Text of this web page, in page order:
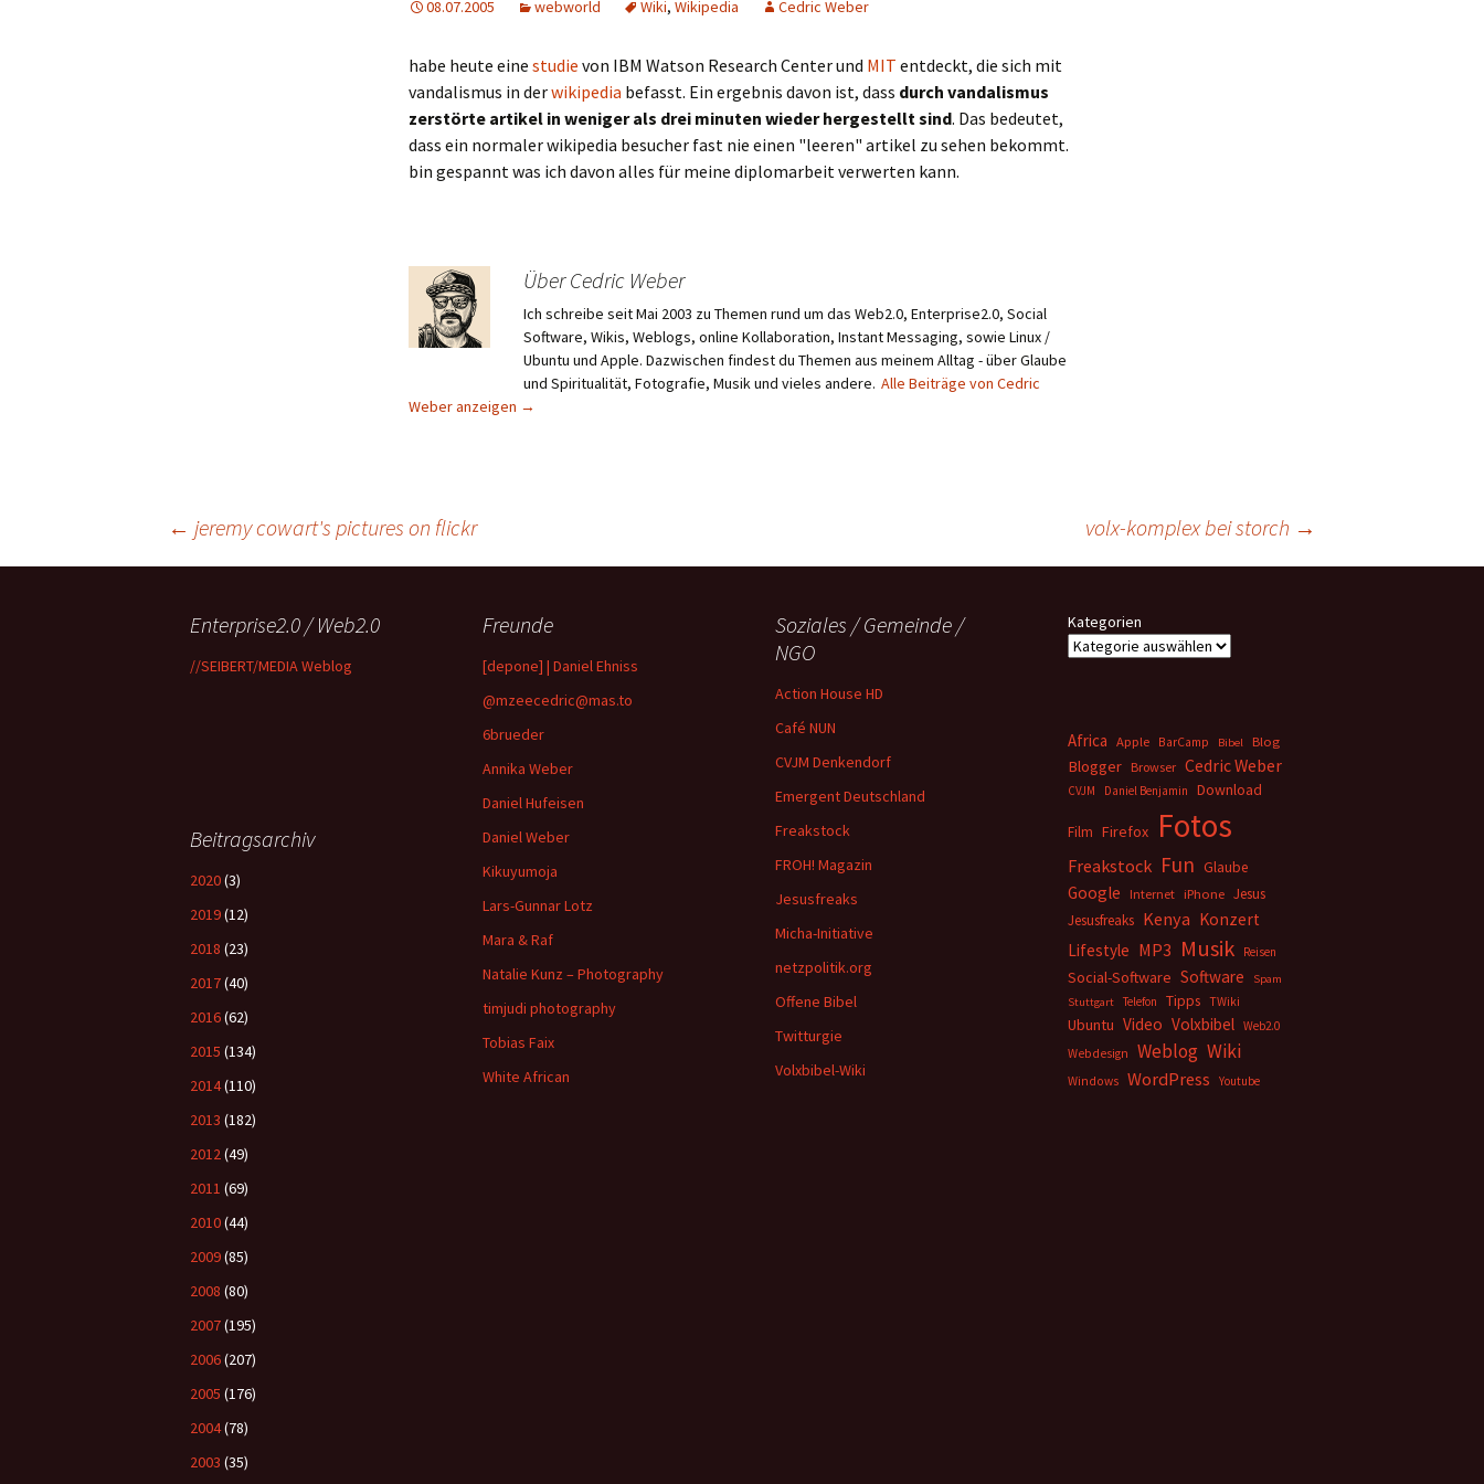
08.07.2005 webworld Wiki, Wikipedia Cedric Weber
habe heute eine studie von IBM Watson Research Center und MIT entdeckt, die sich mit
vandalismus in derwikipedia befasst. Ein ergebnis davon ist, dass durch vandalismus
zerstörte artikel in weniger als drei minuten wieder hergestellt sind. Das bedeutet,
dass ein normaler wikipedia besucher fast nie einen "leeren" artikel zu sehen bekommt.
bin gespannt was ich davon alles für meine diplomarbeit verwerten kann.
Über Cedric Weber
Ich schreibe seit Mai 2003 zu Themen rund um das Web2.0, Enterprise2.0, Social
Software, Wikis, Weblogs, online Kollaboration, Instant Messaging, sowie Linux /
Ubuntu und Apple. Dazwischen findest du Themen aus meinem Alltag - über Glaube
und Spiritualität, Fotografie, Musik und vieles andere. Alle Beiträge von Cedric
Weber anzeigen →
Beitragsnavigation
← jeremy cowart's pictures on flickr volx-komplex bei storch →
Enterprise2.0 / Web2.0
//SEIBERT/MEDIA Weblog
Freunde
[depone] | Daniel Ehniss
@mzeecedric@mas.to
6brueder
Annika Weber
Daniel Hufeisen
Daniel Weber
Kikuyumoja
Lars-Gunnar Lotz
Mara & Raf
Natalie Kunz – Photography
timjudi photography
Tobias Faix
White African
Soziales / Gemeinde /
NGO
Action House HD
Café NUN
CVJM Denkendorf
Emergent Deutschland
Freakstock
FROH! Magazin
Jesusfreaks
Micha-Initiative
netzpolitik.org
Offene Bibel
Twitturgie
Volxbibel-Wiki
Kategorien
Africa Apple BarCamp Bibel Blog
Blogger Browser Cedric Weber
CVJM Daniel Benjamin Download
Film Firefox Fotos
Freakstock Fun Glaube
Google Internet iPhone Jesus
Jesusfreaks Kenya Konzert
Lifestyle MP3 Musik Reisen
Social-Software Software
Spam
Stuttgart
Telefon Tipps TWiki
Ubuntu Video Volxbibel Web2.0
Webdesign
Weblog Wiki
Windows WordPress Youtube
Beitragsarchiv
2020(3)
2019(12)
2018 (23)
2017(40)
2016(62)
2015 (134)
2014(110)
2013 (182)
2012(49)
2011 (69)
2010(44)
2009(85)
2008 (80)
2007(195)
2006(207)
2005 (176)
2004(78)
2003 (35)